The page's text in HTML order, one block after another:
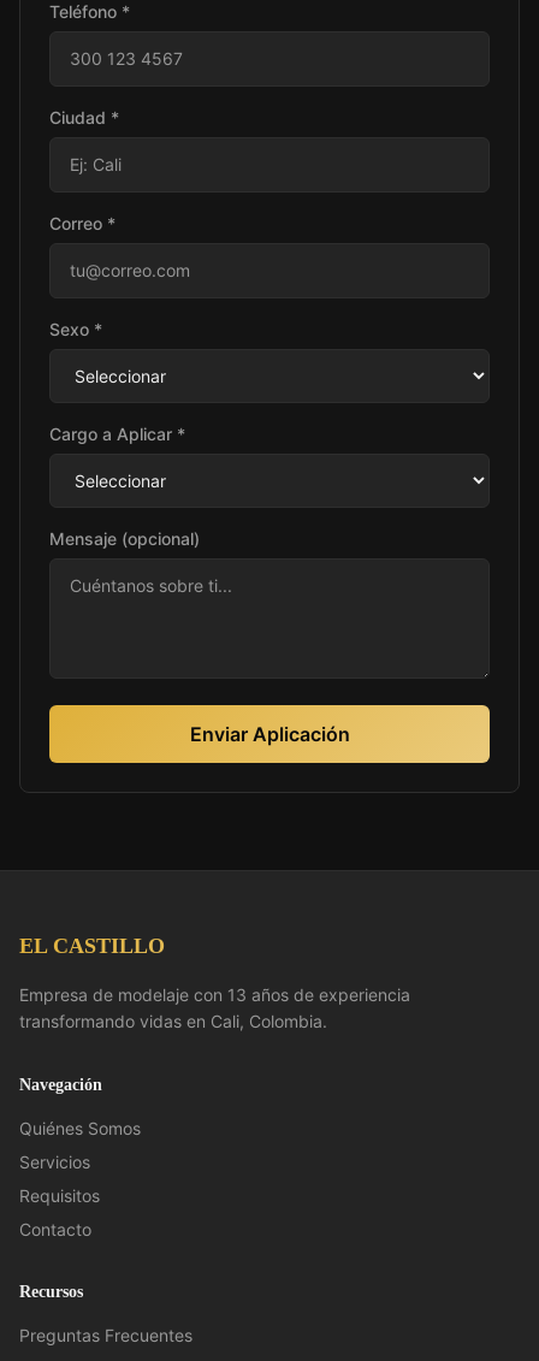
Teléfono *
Ciudad *
Correo *
Sexo *
Cargo a Aplicar *
Mensaje (opcional)
Enviar Aplicación
EL CASTILLO
Empresa de modelaje con 13 años de experiencia
transformando vidas en Cali, Colombia.
Navegación
Quiénes Somos
Servicios
Requisitos
Contacto
Recursos
Preguntas Frecuentes